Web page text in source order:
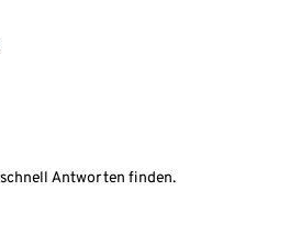
Antworten finden.